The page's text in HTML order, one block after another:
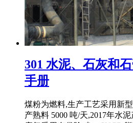
301 水泥、石灰和
手册
煤粉为燃料,生产工艺采用新
产熟料 5000 吨/天,2017年水